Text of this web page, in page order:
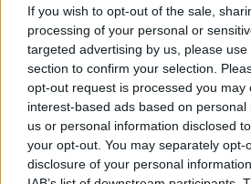
If you wish to opt-out of the sale,
processing of your personal or
targeted advertising by us, please
section to confirm your selection.
opt-out request is processed you may
interest-based ads based on
us or personal information disclosed
your opt-out. You may separately opt-
disclosure of your personal